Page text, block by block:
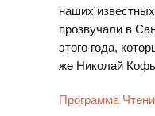
наших
прозвучали в
этого года,
же Николай
Программа